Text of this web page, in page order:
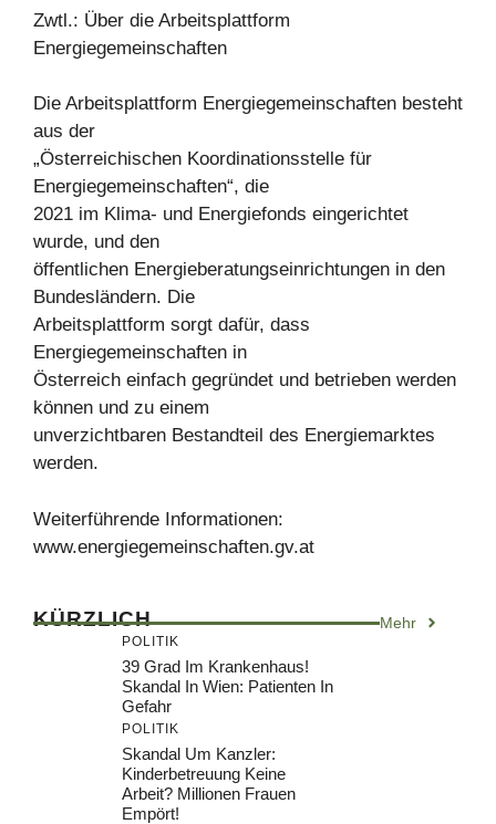
Zwtl.: Über die Arbeitsplattform
Energiegemeinschaften
Die Arbeitsplattform Energiegemeinschaften besteht
aus der
„Österreichischen Koordinationsstelle für
Energiegemeinschaften“, die
2021 im Klima- und Energiefonds eingerichtet
wurde, und den
öffentlichen Energieberatungseinrichtungen in den
Bundesländern. Die
Arbeitsplattform sorgt dafür, dass
Energiegemeinschaften in
Österreich einfach gegründet und betrieben werden
können und zu einem
unverzichtbaren Bestandteil des Energiemarktes
werden.
Weiterführende Informationen:
www.energiegemeinschaften.gv.at
KÜRZLICH Mehr
POLITIK
39 Grad Im Krankenhaus!
Skandal In Wien: Patienten In
Gefahr
POLITIK
Skandal Um Kanzler:
Kinderbetreuung Keine
Arbeit? Millionen Frauen
Empört!